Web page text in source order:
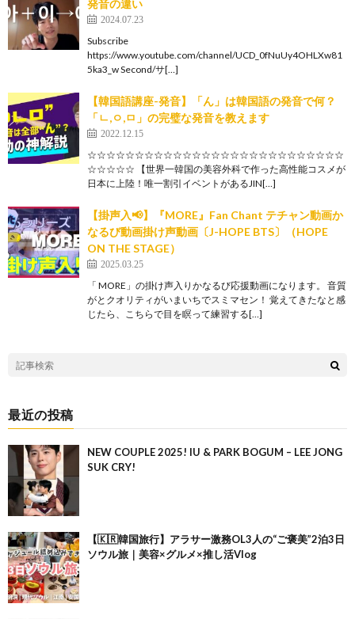
発音の違い
2024.07.23
Subscribe
https://www.youtube.com/channel/UCD_0fNuUy4OHLXw81
5ka3_w Second/サ[…]
【韓国語講座-発音】「ん」は韓国語の発音で何？
「ㄴ,ㅇ,ㅁ」の完璧な発音を教えます
2022.12.15
☆☆☆☆☆☆☆☆☆☆☆☆☆☆☆☆☆☆☆☆☆☆☆☆☆☆☆
☆☆☆☆☆ 【世界一韓国の美容外科で作った高性能コスメが
日本に上陸！唯一割引イベントがあるJIN[…]
【掛声入📢】『MORE』Fan Chant テチャン動画か
なるび動画掛け声動画〔J-HOPE BTS〕（HOPE
ON THE STAGE）
2025.03.25
「 MORE」の掛け声入りかなるび応援動画になります。 音質
がとクオリティがいまいちでスミマセン！ 覚えてきたなと感
じたら、こちらで目を瞑って練習する[…]
最近の投稿
NEW COUPLE 2025! IU & PARK BOGUM – LEE JONG
SUK CRY!
【🇰🇷韓国旅行】アラサー激務OL3人の“ご褒美”2泊3日
ソウル旅｜美容×グルメ×推し活Vlog